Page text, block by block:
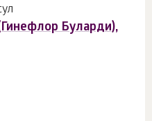
Буларди),